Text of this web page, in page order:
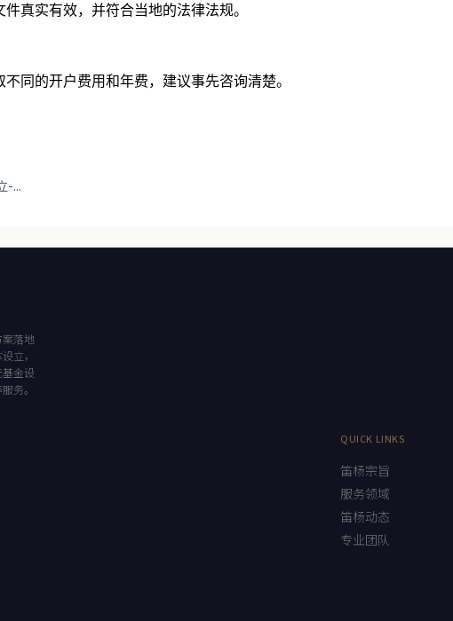
实有效，并符合当地的法律法规。
的开户费用和年费，建议事先咨询清楚。
-...
落地
立，
金设
务。
QUICK LINKS
笛杨宗旨
服务领域
笛杨动态
专业团队